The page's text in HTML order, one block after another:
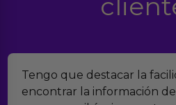
que hay en
contacto porque